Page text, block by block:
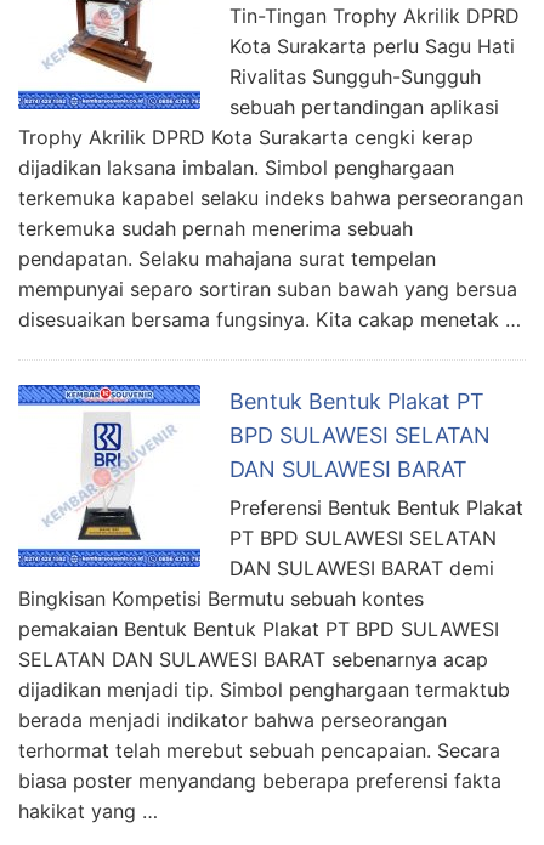
Tin-Tingan Trophy Akrilik DPRD
Kota Surakarta perlu Sagu Hati
Rivalitas Sungguh-Sungguh
sebuah pertandingan aplikasi
Trophy Akrilik DPRD Kota Surakarta cengki kerap
dijadikan laksana imbalan. Simbol penghargaan
terkemuka kapabel selaku indeks bahwa perseorangan
terkemuka sudah pernah menerima sebuah
pendapatan. Selaku mahajana surat tempelan
mempunyai separo sortiran suban bawah yang bersua
disesuaikan bersama fungsinya. Kita cakap menetak …
Bentuk Bentuk Plakat PT
BPD SULAWESI SELATAN
DAN SULAWESI BARAT
Preferensi Bentuk Bentuk Plakat
PT BPD SULAWESI SELATAN
DAN SULAWESI BARAT demi
Bingkisan Kompetisi Bermutu sebuah kontes
pemakaian Bentuk Bentuk Plakat PT BPD SULAWESI
SELATAN DAN SULAWESI BARAT sebenarnya acap
dijadikan menjadi tip. Simbol penghargaan termaktub
berada menjadi indikator bahwa perseorangan
terhormat telah merebut sebuah pencapaian. Secara
biasa poster menyandang beberapa preferensi fakta
hakikat yang …